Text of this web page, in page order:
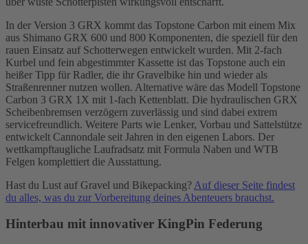
In der Version 3 GRX kommt das Topstone Carbon mit einem Mix
aus Shimano GRX 600 und 800 Komponenten, die speziell für den
rauen Einsatz auf Schotterwegen entwickelt wurden. Mit 2-fach
Kurbel und fein abgestimmter Kassette ist das Topstone auch ein
heißer Tipp für Radler, die ihr Gravelbike hin und wieder als
Straßenrenner nutzen wollen. Alternative wäre das Modell Topstone
Carbon 3 GRX 1X mit 1-fach Kettenblatt. Die hydraulischen GRX
Scheibenbremsen verzögern zuverlässig und sind dabei extrem
servicefreundlich. Weitere Parts wie Lenker, Vorbau und Sattelstütze
entwickelt Cannondale seit Jahren in den eigenen Labors. Der
wettkampftaugliche Laufradsatz mit Formula Naben und WTB
Felgen komplettiert die Ausstattung.
Hast du Lust auf Gravel und Bikepacking? Auf dieser Seite findest
du alles, was du zur Vorbereitung deines Abenteuers brauchst.
Hinterbau mit innovativer KingPin Federung